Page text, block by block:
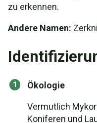
zu erkennen.
Andere Namen:
Ökologie
Vermutlich
Koniferen und